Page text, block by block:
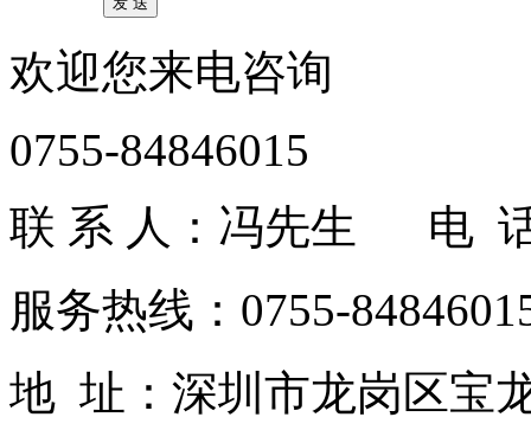
欢迎您来电咨询
0755-84846015
联 系 人：冯先生 电 话
服务热线：0755-
地 址：深圳市龙岗区宝